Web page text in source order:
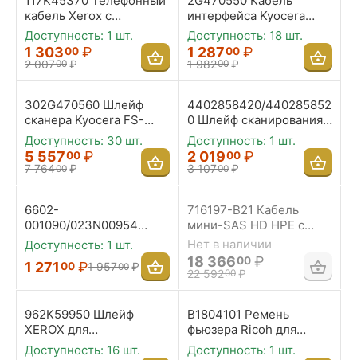
кабель Xerox с
разъемами RJ-11 для
WC 6400 X/XF
Доступность: 1 шт.
1 30300 ₽
2 00700 ₽
интерфейса Kyocera
302G470550 FFC 18-
пиновый
Доступность: 18 шт.
1 28700 ₽
1 98200 ₽
302G470560 Шлейф
сканера Kyocera FS-
1016MFP/FS-1116MFP
Доступность: 30 шт.
5 55700 ₽
7 76400 ₽
4402858420/440285852
0 Шлейф сканирования
Toshiba для лампы
модели 1340
Доступность: 1 шт.
2 01900 ₽
3 10700 ₽
6602-
001090/023N00954
Ремень привода
сканера Samsung для
SCX-
5112/5312/5115/5315/6x2
Доступность: 1 шт.
1 27100 ₽1 95700 ₽
716197-B21 Кабель
мини-SAS HD HPE с
удлинением MiniSAS
HD, длина 2 м
Нет в наличии
18 36600 ₽
22 59200 ₽
962K59950 Шлейф
XEROX для
сканирующей каретки
Доступность: 16 шт.
B1804101 Ремень
фьюзера Ricoh для
вплавления 30 мм
Доступность: 1 шт.